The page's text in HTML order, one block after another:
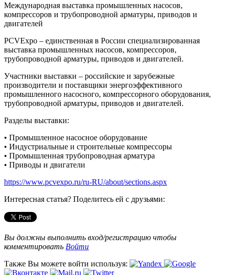
Международная выставка промышленных насосов,
компрессоров и трубопроводной арматуры, приводов и
двигателей
PCVExpo – единственная в России специализированная
выставка промышленных насосов, компрессоров,
трубопроводной арматуры, приводов и двигателей.
Участники выставки – российские и зарубежные
производители и поставщики энергоэффективного
промышленного насосного, компрессорного оборудования,
трубопроводной арматуры, приводов и двигателей.
Разделы выставки:
• Промышленное насосное оборудование
• Индустриальные и строительные компрессоры
• Промышленная трубопроводная арматура
• Приводы и двигатели
https://www.pcvexpo.ru/ru-RU/about/sections.aspx
Интересная статья? Поделитесь ей с друзьями:
Вы должны выполнить вход/регистрацию чтобы
комментировать Войти
Также Вы можете войти используя: